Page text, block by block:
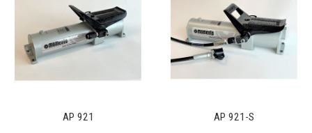
AP 921
AP 921-S